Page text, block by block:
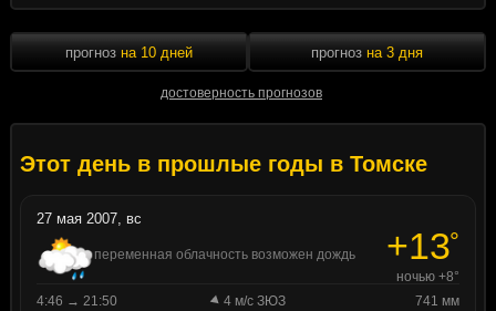
прогноз на 10 дней
достоверность прогнозов
прогноз на 3 дня
Этот день в прошлые годы в Томске
27 мая 2007, вс
переменная облачность возможен дождь +13°
ночью +8°
4:46 → 21:50
4 м/с ЗЮЗ
741 мм